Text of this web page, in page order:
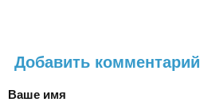
Добавить комментарий
Ваше имя